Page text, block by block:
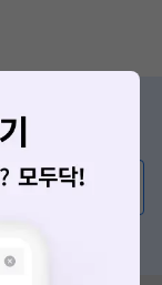
요?